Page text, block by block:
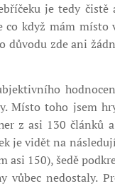
je tedy
když mám
důvodu zde ani
Místo toho jsem
z asi 130 článků
je vidět na
asi 150), šedě
vůbec nedostaly.